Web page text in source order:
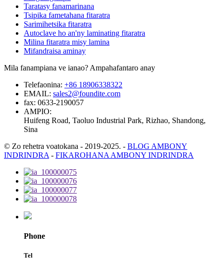
Taratasy fanamarinana
Tsipika fametahana fitaratra
Sarimihetsika fitaratra
Autoclave ho an'ny laminating fitaratra
Milina fitaratra misy lamina
Mifandraisa aminay
Mila fanampiana ve ianao? Ampahafantaro anay
Telefaonina: +86 18906338322
EMAIL: sales2@foundite.com
fax: 0633-2190057
AMPIO:
Huifeng Road, Taoluo Industrial Park, Rizhao, Shandong,
Sina
© Zo rehetra voatokana - 2019-2025. - BLOG AMBONY
INDRINDRA - FIKAROHANA AMBONY INDRINDRA
Phone
Tel